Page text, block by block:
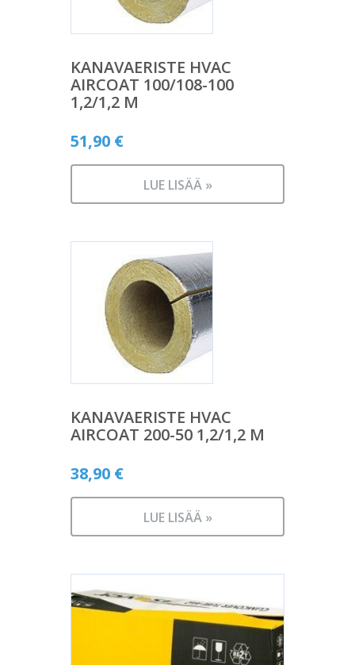
KANAVAERISTE HVAC
AIRCOAT 100/108-100
1,2/1,2 M
51,90 €
LUE LISÄÄ »
KANAVAERISTE HVAC
AIRCOAT 200-50 1,2/1,2 M
38,90 €
LUE LISÄÄ »